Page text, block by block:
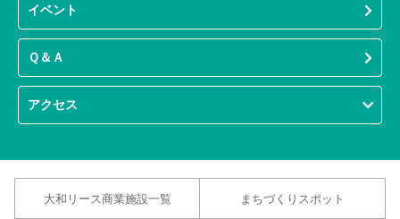
イベント
Ｑ＆Ａ
アクセス
大和リース商業施設一覧 まちづくりスポット